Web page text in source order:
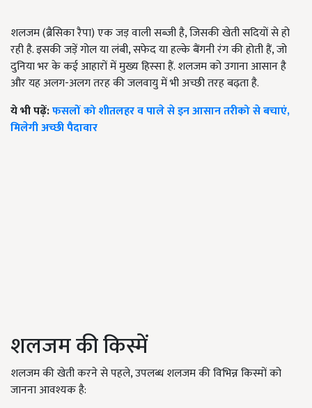
शलजम (ब्रैसिका रैपा) एक जड़ वाली सब्जी है, जिसकी खेती सदियों से हो
रही है. इसकी जड़ें गोल या लंबी, सफेद या हल्के बैंगनी रंग की होती हैं, जो
दुनिया भर के कई आहारों में मुख्य हिस्सा हैं. शलजम को उगाना आसान है
और यह अलग-अलग तरह की जलवायु में भी अच्छी तरह बढ़ता है.
ये भी पढ़ें:फसलों को शीतलहर व पाले से इन आसान तरीको से बचाएं,
मिलेगी अच्छी पैदावार
शलजम की किस्में
शलजम की खेती करने से पहले, उपलब्ध शलजम की विभिन्न किस्मों को
जानना आवश्यक है: